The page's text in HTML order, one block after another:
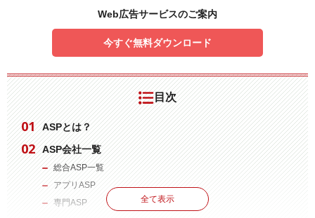
Web広告サービスのご案内
今すぐ無料ダウンロード
目次
ASPとは？
ASP会社一覧
総合ASP一覧
アプリASP
専門ASP
全て表示